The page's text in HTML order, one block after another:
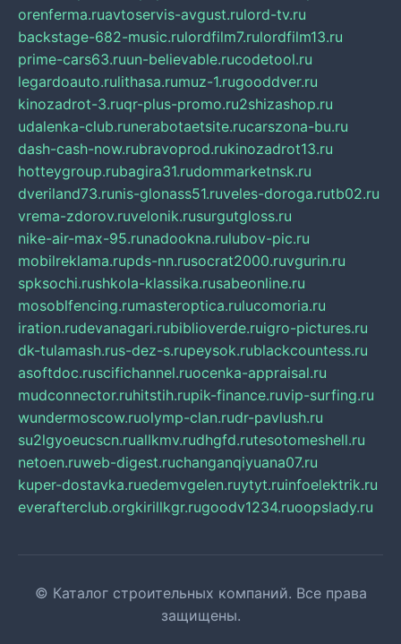
orenferma.ruavtoservis-avgust.rulord-tv.ru
backstage-682-music.rulordfilm7.rulordfilm13.ru
prime-cars63.ruun-believable.rucodetool.ru
legardoauto.rulithasa.rumuz-1.rugooddver.ru
kinozadrot-3.ruqr-plus-promo.ru2shizashop.ru
udalenka-club.runerabotaetsite.rucarszona-bu.ru
dash-cash-now.rubravoprod.rukinozadrot13.ru
hotteygroup.rubagira31.rudommarketnsk.ru
dveriland73.runis-glonass51.ruveles-doroga.rutb02.ru
vrema-zdorov.ruvelonik.rusurgutgloss.ru
nike-air-max-95.runadookna.rulubov-pic.ru
mobilreklama.rupds-nn.rusocrat2000.ruvgurin.ru
spksochi.rushkola-klassika.rusabeonline.ru
mosoblfencing.rumasteroptica.rulucomoria.ru
iration.rudevanagari.rubiblioverde.ruigro-pictures.ru
dk-tulamash.rus-dez-s.rupeysok.rublackcountess.ru
asoftdoc.ruscifichannel.ruocenka-appraisal.ru
mudconnector.ruhitstih.rupik-finance.ruvip-surfing.ru
wundermoscow.ruolymp-clan.rudr-pavlush.ru
su2lgyoeucscn.ruallkmv.rudhgfd.rutesotomeshell.ru
netoen.ruweb-digest.ruchanganqiyuana07.ru
kuper-dostavka.ruedemvgelen.ruytyt.ruinfoelektrik.ru
everafterclub.orgkirillkgr.rugoodv1234.ruoopslady.ru
© Каталог строительных компаний. Все права
защищены.